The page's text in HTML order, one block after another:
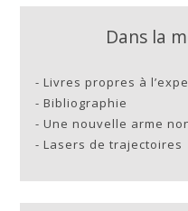
Dans la
-Livres propres à
-Bibliographie
-Une nouvelle arme
-Lasers de trajectoires